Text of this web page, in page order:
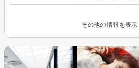
その他の情報を表示